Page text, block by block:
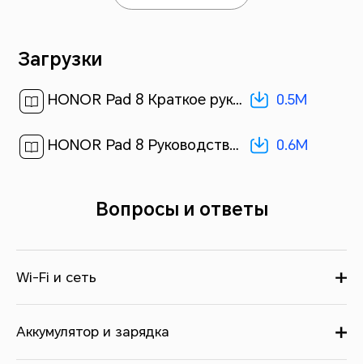
Загрузки
HONOR Pad 8 Краткое руководство пользователя-(Magic UI 6.1_01,HEY-W09,ru)[ 0.5M ] 0.5M
HONOR Pad 8 Руководство пользователя-(Magic UI 6.1_01,ru)[ 0.6M ] 0.6M
Вопросы и ответы
Wi-Fi и сеть
Аккумулятор и зарядка